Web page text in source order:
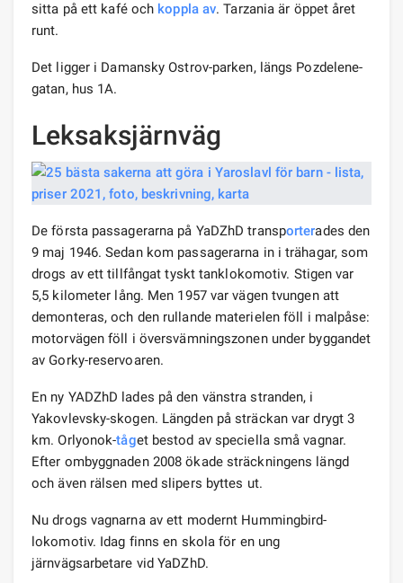
sitta på ett kafé och koppla av. Tarzania är öppet året
runt.
Det ligger i Damansky Ostrov-parken, längs Pozdelene-
gatan, hus 1A.
Leksaksjärnväg
De första passagerarna på YaDZhD transporterades den
9 maj 1946. Sedan kom passagerarna in i trähagar, som
drogs av ett tillfångat tyskt tanklokomotiv. Stigen var
5,5 kilometer lång. Men 1957 var vägen tvungen att
demonteras, och den rullande materielen föll i malpåse:
motorvägen föll i översvämningszonen under byggandet
av Gorky-reservoaren.
En ny YADZhD lades på den vänstra stranden, i
Yakovlevsky-skogen. Längden på sträckan var drygt 3
km. Orlyonok-tåget bestod av speciella små vagnar.
Efter ombyggnaden 2008 ökade sträckningens längd
och även rälsen med slipers byttes ut.
Nu drogs vagnarna av ett modernt Hummingbird-
lokomotiv. Idag finns en skola för en ung
järnvägsarbetare vid YaDZhD.